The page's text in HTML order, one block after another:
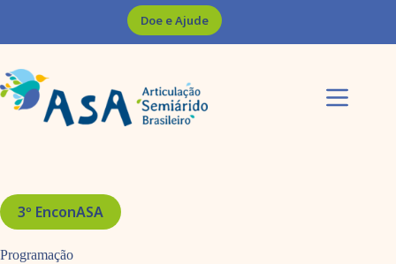
Doe e Ajude
3º EnconASA
Programação